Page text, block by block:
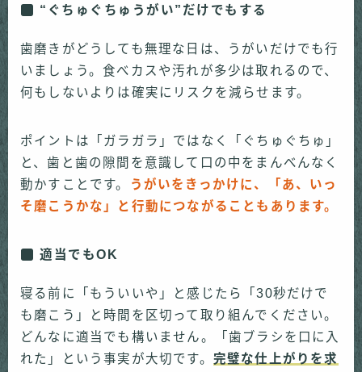
“ぐちゅぐちゅうがい”だけでもする
歯磨きがどうしても無理な日は、うがいだけでも行
いましょう。食べカスや汚れが多少は取れるので、
何もしないよりは確実にリスクを減らせます。
ポイントは「ガラガラ」ではなく「ぐちゅぐちゅ」
と、歯と歯の隙間を意識して口の中をまんべんなく
動かすことです。
うがいをきっかけに、「あ、いっ
そ磨こうかな」と行動につながることもあります。
適当でもOK
寝る前に「もういいや」と感じたら「30秒だけで
も磨こう」と時間を区切って取り組んでください。
どんなに適当でも構いません。「歯ブラシを口に入
れた」という事実が大切です。 完璧な仕上がりを求